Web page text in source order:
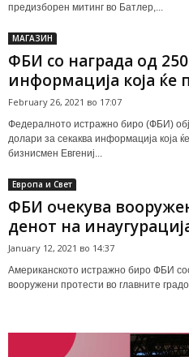
предизборен митинг во Батлер,...
МАГАЗИН
ФБИ со награда од
информација која ќе
February 26, 2021 во 17:07
Федералното истражно биро (ФБИ)
долари за секаква информација која
бизнисмен Евгениј...
Европа и Свет
ФБИ очекува
денот на
January 12, 2021 во 14:37
Американското истражно биро ФБИ
вооружени протести во главните